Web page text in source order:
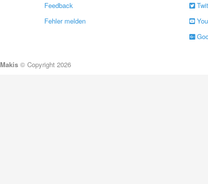
Feedback
Fehler melden
Makis© Copyright 2026